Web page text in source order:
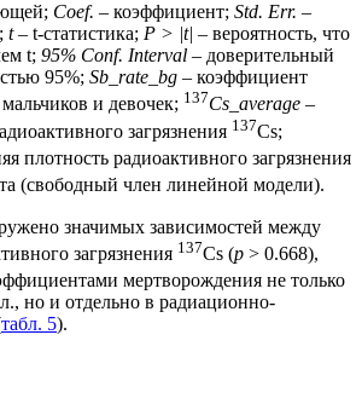
Coef. – коэффициент; Std. Err. –
t– t-статистика; P > |t| – вероятность, что
t; 95% Conf. Interval – доверительный
95%; Sb_rate_bg – коэффициент
и девочек; 137Cs_average –
загрязнения 137Cs;
плотность радиоактивного загрязнения
(свободный член линейной модели).
значимых зависимостей между
загрязнения 137Cs (p > 0.668),
мертворождения не только
но и отдельно в радиационно-
табл. 5).